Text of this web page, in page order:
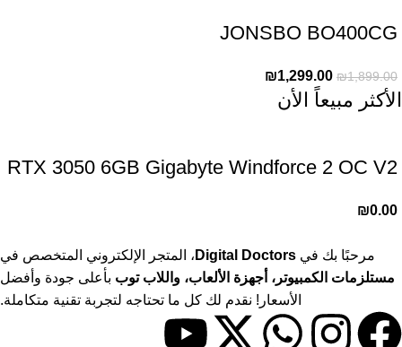
JONSBO BO400CG
₪1,899.00
₪1,299.00
الأكثر مبيعاً الأن
RTX 3050 6GB Gigabyte Windforce 2 OC V2
₪0.00
مرحبًا بك في Digital Doctors ، المتجر الإلكتروني المتخصص في
مستلزمات الكمبيوتر، أجهزة الألعاب، واللاب توب بأعلى جودة وأفضل
الأسعار! نقدم لك كل ما تحتاجه لتجربة تقنية متكاملة.